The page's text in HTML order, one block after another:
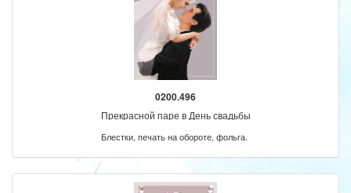
0200.496
Прекрасной паре в День свадьбы
Блестки, печать на обороте, фольга.